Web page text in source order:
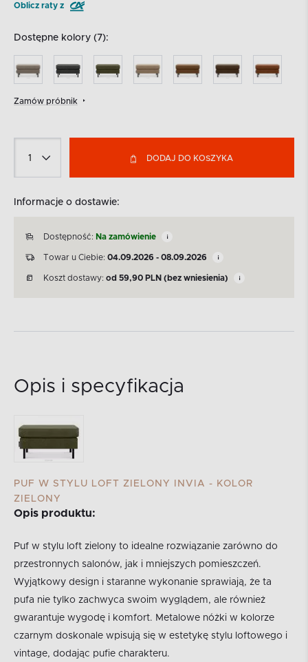
Oblicz raty z
Dostępne kolory (7):
Zamów próbnik
DODAJ DO KOSZYKA
Informacje o dostawie:
Dostępność: Na zamówienie
Towar u Ciebie: 04.09.2026 - 08.09.2026
Koszt dostawy: od 59,90 PLN (bez wniesienia)
Opis i specyfikacja
PUF W STYLU LOFT ZIELONY INVIA - KOLOR
ZIELONY
Opis produktu:
Puf w stylu loft zielony to idealne rozwiązanie zarówno do
przestronnych salonów, jak i mniejszych pomieszczeń.
Wyjątkowy design i staranne wykonanie sprawiają, że ta
pufa nie tylko zachwyca swoim wyglądem, ale również
gwarantuje wygodę i komfort. Metalowe nóżki w kolorze
czarnym doskonale wpisują się w estetykę stylu loftowego i
vintage, dodając pufie charakteru.